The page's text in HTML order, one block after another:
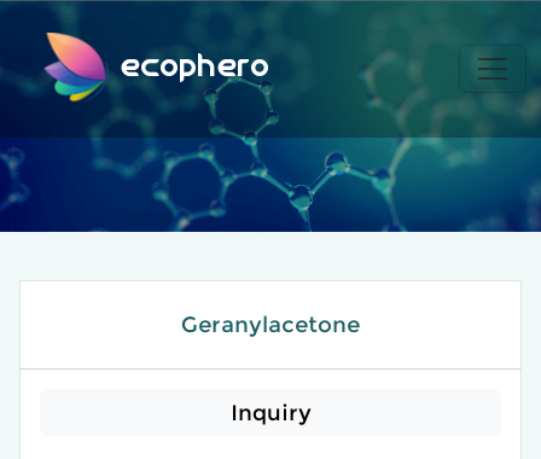
ecophero
Geranylacetone
Inquiry